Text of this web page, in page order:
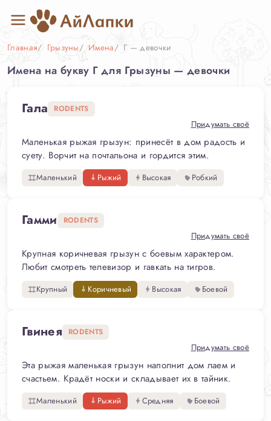
Главная Грызуны Имена Г — девочки
Имена на букву Г для Грызуны — девочки
Гала RODENTS
Придумать своё
Маленькая рыжая грызун: принесёт в дом радость и
суету. Ворчит на почтальона и гордится этим.
Маленький Рыжий Высокая Робкий
Гамми RODENTS
Придумать своё
Крупная коричневая грызун с боевым характером.
Любит смотреть телевизор и гавкать на тигров.
Крупный Коричневый Высокая Боевой
Гвинея RODENTS
Придумать своё
Эта рыжая маленькая грызун наполнит дом лаем и
счастьем. Крадёт носки и складывает их в тайник.
Маленький Рыжий Средняя Боевой